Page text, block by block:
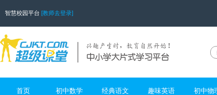
智慧校园平台 [教师去登录]
首页 初中数学 经典语文 趣味英语 初中物